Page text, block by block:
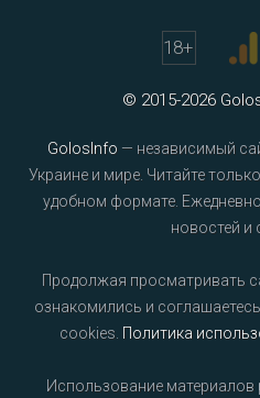
18+
© 2015-2026
GolosInfo — независимый
Украине и мире. Читайте
удобном формате.
новостей и
Продолжая просматривать
ознакомились и
cookies. Политика
Использование материалов